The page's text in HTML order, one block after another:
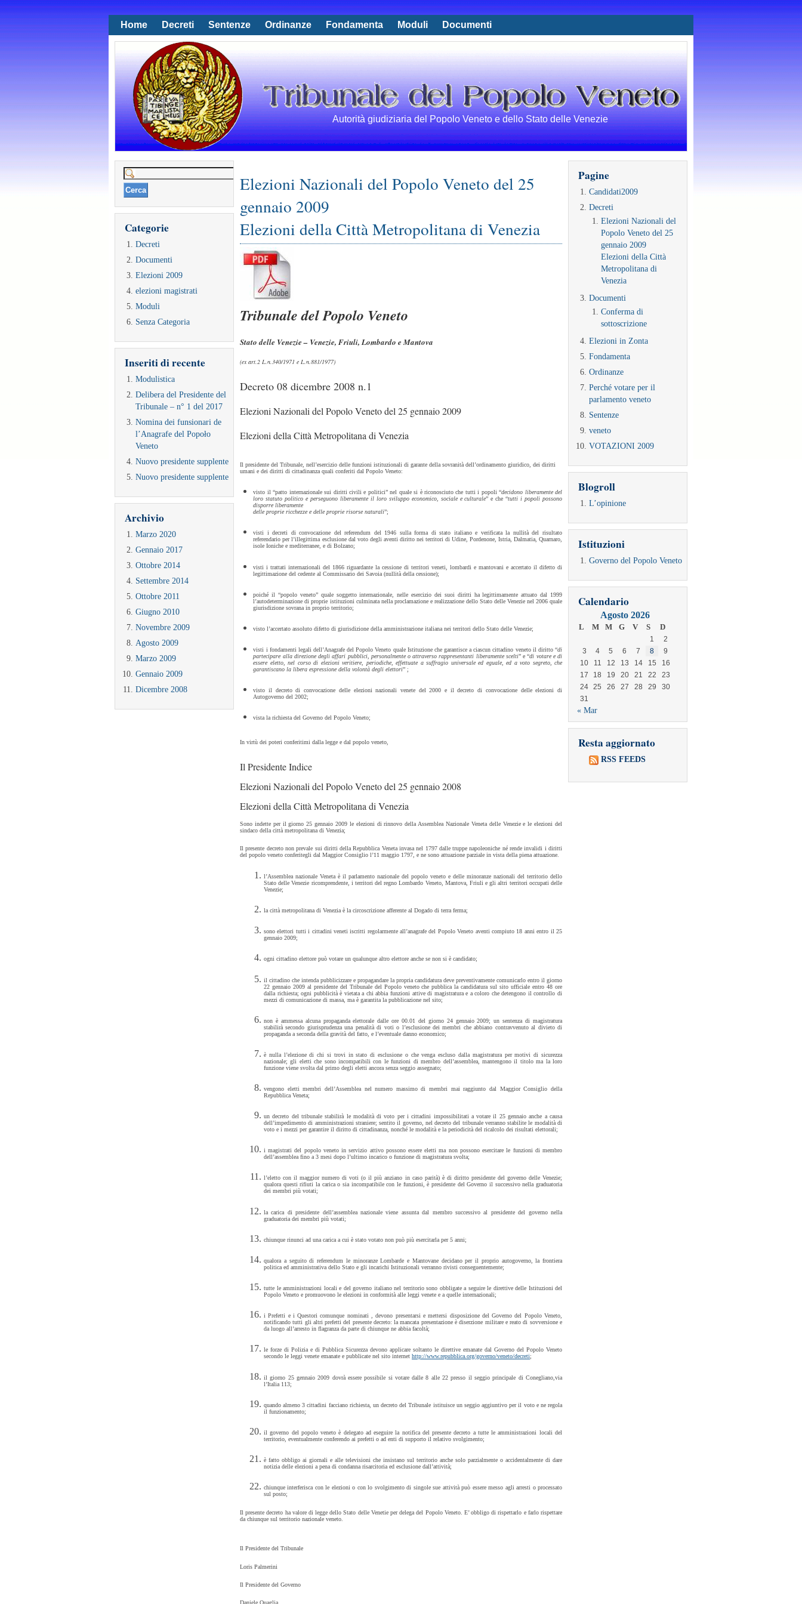
Home Decreti Sentenze Ordinanze Fondamenta Moduli Documenti
Autorità giudiziaria del Popolo Veneto e dello Stato delle Venezie
Ricerca
per:
Categorie
Decreti
Documenti
Elezioni 2009
elezioni magistrati
Moduli
Senza Categoria
Inseriti di recente
Modulistica
Delibera del Presidente del
Tribunale – n° 1 del 2017
Nomina dei funsionari de
l’Anagrafe del Popoło
Veneto
Nuovo presidente supplente
Nuovo presidente supplente
Archivio
Marzo 2020
Gennaio 2017
Ottobre 2014
Settembre 2014
Ottobre 2011
Giugno 2010
Novembre 2009
Agosto 2009
Marzo 2009
Gennaio 2009
Dicembre 2008
Elezioni Nazionali del Popolo Veneto del 25
gennaio 2009
Elezioni della Città Metropolitana di Venezia
Tribunale del Popolo Veneto
Stato delle Venezie – Venezie, Friuli, Lombardo e Mantova
(ex art.2 L.n.340/1971 e L.n.881/1977)
Decreto 08 dicembre 2008 n.1
Elezioni Nazionali del Popolo Veneto del 25 gennaio 2009
Elezioni della Città Metropolitana di Venezia
Il presidente del Tribunale, nell’esercizio delle funzioni istituzionali di garante della sovranità dell’ordinamento giuridico, dei diritti
umani e dei diritti di cittadinanza quali conferiti dal Popolo Veneto:
visto il “patto internazionale sui diritti civili e politici” nel quale si è riconosciuto che tutti i popoli “decidono liberamente del
loro statuto politico e perseguono liberamente il loro sviluppo economico, sociale e culturale” e che “tutti i popoli possono
disporre liberamente
delle proprie ricchezze e delle proprie risorse naturali”;
visti i decreti di convocazione del referendum del 1946 sulla forma di stato italiano e verificata la nullità del risultato
referendario per l’illegittima esclusione dal voto degli aventi diritto nei territori di Udine, Pordenone, Istria, Dalmatia, Quarnaro,
isole Ioniche e mediterranee, e di Bolzano;
visti i trattati internazionali del 1866 riguardante la cessione di territori veneti, lombardi e mantovani e accertato il difetto di
legittimazione del cedente al Commissario dei Savoia (nullità della cessione);
poiché il “popolo veneto” quale soggetto internazionale, nelle esercizio dei suoi diritti ha legittimamente attuato dal 1999
l’autodeterminazione di proprie istituzioni culminata nella proclamazione e realizzazione dello Stato delle Venezie nel 2006 quale
giurisdizione sovrana in proprio territorio;
visto l’accertato assoluto difetto di giurisdizione della amministrazione italiana nei territori dello Stato delle Venezie;
visti i fondamenti legali dell’Anagrafe del Popolo Veneto quale Istituzione che garantisce a ciascun cittadino veneto il diritto “di
partecipare alla direzione degli affari pubblici, personalmente o attraverso rappresentanti liberamente scelti” e “di votare e di
essere eletto, nel corso di elezioni veritiere, periodiche, effettuate a suffragio universale ed eguale, ed a voto segreto, che
garantiscano la libera espressione della volontà degli elettori” ;
visto il decreto di convocazione delle elezioni nazionali venete del 2000 e il decreto di convocazione delle elezioni di
Autogoverno del 2002;
vista la richiesta del Governo del Popolo Veneto;
In virtù dei poteri conferitimi dalla legge e dal popolo veneto,
Il Presidente Indice
Elezioni Nazionali del Popolo Veneto del 25 gennaio 2008
Elezioni della Città Metropolitana di Venezia
Sono indette per il giorno 25 gennaio 2009 le elezioni di rinnovo della Assemblea Nazionale Veneta delle Venezie e le elezioni del
sindaco della città metropolitana di Venezia;
Il presente decreto non prevale sui diritti della Repubblica Veneta invasa nel 1797 dalle truppe napoleoniche né rende invalidi i diritti
del popolo veneto conferitegli dal Maggior Consiglio l’11 maggio 1797, e ne sono attuazione parziale in vista della piena attuazione.
l’Assemblea nazionale Veneta è il parlamento nazionale del popolo veneto e delle minoranze nazionali del territorio dello
Stato delle Venezie ricomprendente, i territori del regno Lombardo Veneto, Mantova, Friuli e gli altri territori occupati delle
Venezie;
la città metropolitana di Venezia è la circoscrizione afferente al Dogado di terra ferma;
sono elettori tutti i cittadini veneti iscritti regolarmente all’anagrafe del Popolo Veneto aventi compiuto 18 anni entro il 25
gennaio 2009;
ogni cittadino elettore può votare un qualunque altro elettore anche se non si è candidato;
il cittadino che intenda pubblicizzare e propagandare la propria candidatura deve preventivamente comunicarlo entro il giorno
22 gennaio 2009 al presidente del Tribunale del Popolo veneto che pubblica la candidatura sul sito ufficiale entro 48 ore
dalla richiesta; ogni pubblicità è vietata a chi abbia funzioni attive di magistratura e a coloro che detengono il controllo di
mezzi di comunicazione di massa, ma è garantita la pubblicazione nel sito;
non è ammessa alcuna propaganda elettorale dalle ore 00.01 del giorno 24 gennaio 2009; un sentenza di magistratura
stabilirà secondo giurisprudenza una penalità di voti o l’esclusione dei membri che abbiano contravvenuto al divieto di
propaganda a seconda della gravità del fatto, e l’eventuale danno economico;
è nulla l’elezione di chi si trovi in stato di esclusione o che venga escluso dalla magistratura per motivi di sicurezza
nazionale; gli eletti che sono incompatibili con le funzioni di membro dell’assemblea, mantengono il titolo ma la loro
funzione viene svolta dal primo degli eletti ancora senza seggio assegnato;
vengono eletti membri dell’Assemblea nel numero massimo di membri mai raggiunto dal Maggior Consiglio della
Repubblica Veneta;
un decreto del tribunale stabilirà le modalità di voto per i cittadini impossibilitati a votare il 25 gennaio anche a causa
dell’impedimento di amministrazioni straniere; sentito il governo, nel decreto del tribunale verranno stabilite le modalità di
voto e i mezzi per garantire il diritto di cittadinanza, nonché le modalità e la periodicità del ricalcolo dei risultati elettorali;
i magistrati del popolo veneto in servizio attivo possono essere eletti ma non possono esercitare le funzioni di membro
dell’assemblea fino a 3 mesi dopo l’ultimo incarico o funzione di magistratura svolta;
l’eletto con il maggior numero di voti (o il più anziano in caso parità) è di diritto presidente del governo delle Venezie;
qualora questi rifiuti la carica o sia incompatibile con le funzioni, è presidente del Governo il successivo nella graduatoria
dei membri più votati;
la carica di presidente dell’assemblea nazionale viene assunta dal membro successivo al presidente del governo nella
graduatoria dei membri più votati;
chiunque rinunci ad una carica a cui è stato votato non può più esercitarla per 5 anni;
qualora a seguito di referendum le minoranze Lombarde e Mantovane decidano per il proprio autogoverno, la frontiera
politica ed amministrativa dello Stato e gli incarichi Istituzionali verranno rivisti conseguentemente;
tutte le amministrazioni locali e del governo italiano nel territorio sono obbligate a seguire le direttive delle Istituzioni del
Popolo Veneto e promuovono le elezioni in conformità alle leggi venete e a quelle internazionali;
i Prefetti e i Questori comunque nominati , devono presentarsi e mettersi disposizione del Governo del Popolo Veneto,
notificando tutti gli altri prefetti del presente decreto: la mancata presentazione è diserzione militare e reato di sovversione e
da luogo all’arresto in flagranza da parte di chiunque ne abbia facoltà;
le forze di Polizia e di Pubblica Sicurezza devono applicare soltanto le direttive emanate dal Governo del Popolo Veneto
secondo le leggi venete emanate e pubblicate nel sito internet http://www.repubblica.org/governo/veneto/decreti;
il giorno 25 gennaio 2009 dovrà essere possibile si votare dalle 8 alle 22 presso il seggio principale di Conegliano,via
l’Italia 113;
quando almeno 3 cittadini facciano richiesta, un decreto del Tribunale istituisce un seggio aggiuntivo per il voto e ne regola
il funzionamento;
il governo del popolo veneto è delegato ad eseguire la notifica del presente decreto a tutte le amministrazioni locali del
territorio, eventualmente conferendo ai prefetti o ad enti di supporto il relativo svolgimento;
è fatto obbligo ai giornali e alle televisioni che insistano sul territorio anche solo parzialmente o accidentalmente di dare
notizia delle elezioni a pena di condanna risarcitoria ed esclusione dall’attività;
chiunque interferisca con le elezioni o con lo svolgimento di singole sue attività può essere messo agli arresti o processato
sul posto;
Il presente decreto ha valore di legge dello Stato delle Venetie per delega del Popolo Veneto. E’ obbligo di rispettarlo e farlo rispettare
da chiunque sul territorio nazionale veneto.
Il Presidente del Tribunale
Loris Palmerini
Il Presidente del Governo
Daniele Quaglia
Pagine
Candidati2009
Decreti
Elezioni Nazionali del
Popolo Veneto del 25
gennaio 2009
Elezioni della Città
Metropolitana di
Venezia
Documenti
Conferma di
sottoscrizione
Elezioni in Zonta
Fondamenta
Ordinanze
Perché votare per il
parlamento veneto
Sentenze
veneto
VOTAZIONI 2009
Blogroll
L’opinione
Istituzioni
Governo del Popolo Veneto
Calendario
Agosto 2026
L M M G V S D
1
2
3
4 5 6 7 8
9
10
11 12 13 14 15
16
17
18 19 20 21 22
23
24 25 26 27 28 29
30
31
« Mar
Resta aggiornato
RSS FEEDS